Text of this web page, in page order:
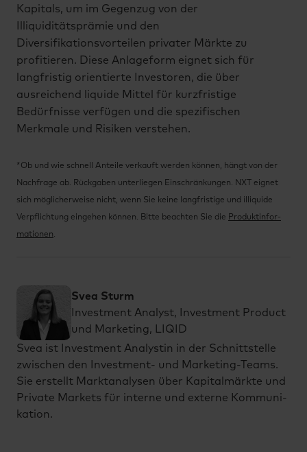
Kapitals, um im Gegenzug von der
Illiquiditätsprämie und den
Diversifikationsvorteilen privater Märkte zu
profitieren. Diese Anlageform eignet sich für
langfristig orientierte Investoren, die über
ausreichend liquide Mittel für kurzfristige
Bedürfnisse verfügen und die spezifischen
Merkmale und Risiken verstehen.
* Ob und wie schnell Anteile verkauft wer­den können, hängt von der
Nachfrage ab. Rückgaben unterliegen Ein­schrän­kun­gen. NXT eignet
sich möglicherweise nicht, wenn Sie keine langfristige und illiquide
Verpflichtung eingehen können. Bitte beachten Sie die Produktin­for­
ma­tio­nen.
Svea Sturm
Investment Analyst, Investment Product
und Marketing, LIQID
Svea ist In­vest­ment Ana­lys­tin in der Schnitt­stel­le
zwi­schen den In­vest­ment- und Mar­ke­ting-Teams.
Sie er­stellt Markt­ana­ly­sen über Ka­pi­tal­märk­te und
Pri­va­te Mar­kets für in­ter­ne und ex­ter­ne Kom­mu­ni­
ka­ti­on.